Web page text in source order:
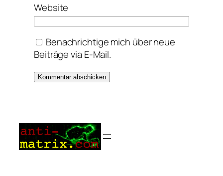
Website
Benachrichtige mich über neue
Beiträge via E-Mail.